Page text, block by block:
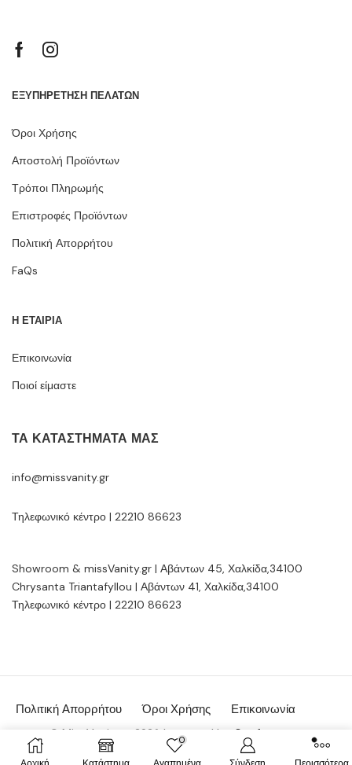
0
ΕΞΥΠΗΡΕΤΗΣΗ ΠΕΛΑΤΩΝ
Όροι Χρήσης
Αποστολή Προϊόντων
Τρόποι Πληρωμής
Επιστροφές Προϊόντων
Πολιτική Απορρήτου
FaQs
Η ΕΤΑΙΡΙΑ
Επικοινωνία
Ποιοί είμαστε
ΤΑ ΚΑΤΑΣΤΉΜΑΤΆ ΜΑΣ
info@missvanity.gr
Τηλεφωνικό κέντρο | 22210 86623
Showroom & missVanity.gr | Αβάντων 45, Χαλκίδα,34100
Chrysanta Triantafyllou | Αβάντων 41, Χαλκίδα,34100
Τηλεφωνικό κέντρο | 22210 86623
Πολιτική Απορρήτου Όροι Χρήσης Επικοινωνία
© MissVanity.gr 2026 | powered by: Gsoftware.gr